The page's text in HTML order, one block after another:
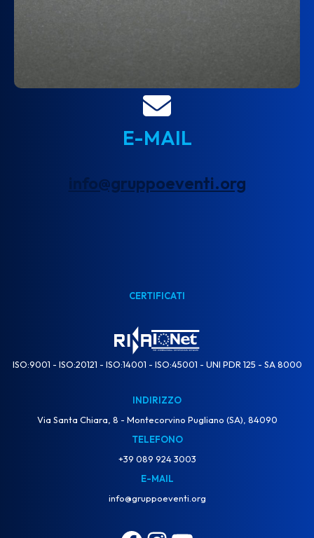
E-MAIL
info@gruppoeventi.org
CERTIFICATI
ISO:9001 - ISO:20121 - ISO:14001 - ISO:45001 - UNI PDR 125 - SA 8000
INDIRIZZO
Via Santa Chiara, 8 - Montecorvino Pugliano (SA), 84090
TELEFONO
+39 089 924 3003
E-MAIL
info@gruppoeventi.org